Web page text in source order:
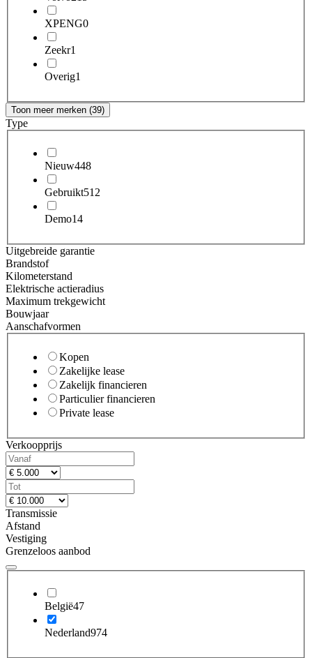
XPENG0
Zeekr1
Overig1
Toon meer merken (39)
Type
Nieuw448
Gebruikt512
Demo14
Uitgebreide garantie
Brandstof
Kilometerstand
Elektrische actieradius
Maximum trekgewicht
Bouwjaar
Aanschafvormen
Kopen
Zakelijke lease
Zakelijk financieren
Particulier financieren
Private lease
Verkoopprijs
Transmissie
Afstand
Vestiging
Grenzeloos aanbod
België47
Nederland974